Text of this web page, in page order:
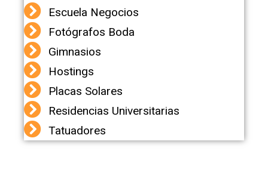
Escuela Negocios
Fotógrafos Boda
Gimnasios
Hostings
Placas Solares
Residencias Universitarias
Tatuadores